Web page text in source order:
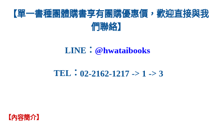
每筆NT$160
【單一書種團體購書享有團購優惠價，歡迎直接與我
們聯絡】
LINE ： @hwataibooks
TEL ： 02-2162-1217 -> 1 -> 3
【內容簡介】